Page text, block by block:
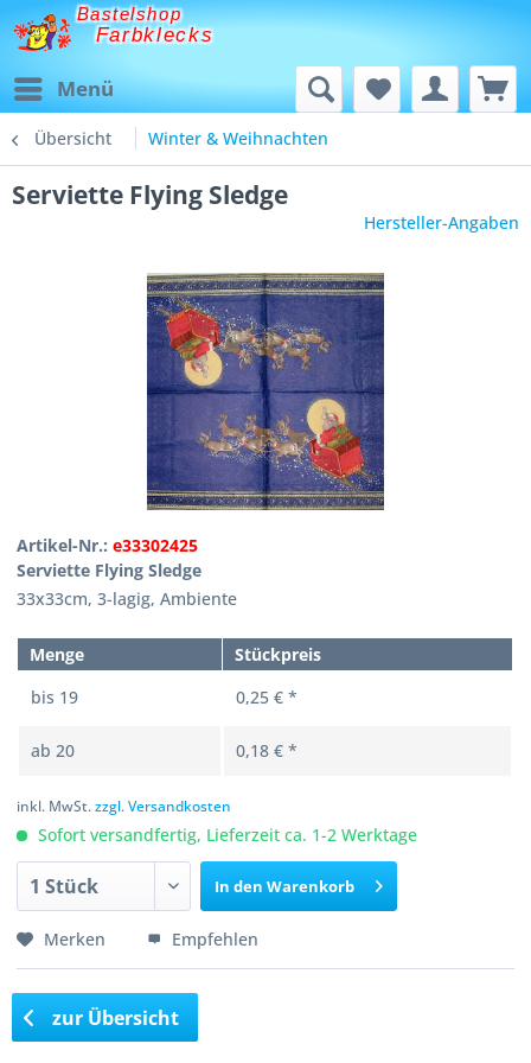
Bastelshop
Farbklecks
Menü
Übersicht Winter & Weihnachten
Serviette Flying Sledge
Hersteller-Angaben
Artikel-Nr.:e33302425
Serviette Flying Sledge
33x33cm, 3-lagig, Ambiente
Menge
Stückpreis
bis 19 0,25 € *
ab20 0,18 € *
inkl. MwSt.zzgl. Versandkosten
Sofort versandfertig, Lieferzeit ca. 1-2 Werktage
In den Warenkorb
Merken Empfehlen
zur Übersicht